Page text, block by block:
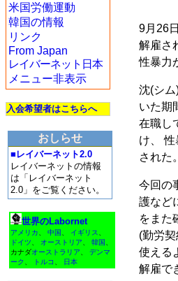
米国労働運動
韓国の情報
リンク
From Japan
レイバーネット日本
メニュー非表示
入会希望者はこちらへ
おしらせ
■レイバーネット2.0
レイバーネットの情報
は「レイバーネット
2.0」をご覧ください。
世界のLabornet
アメリカ 中国 イギリス
ドイツ
オーストリア 韓国
カナダオーストラリア
デンマ
ーク
トルコ 日本
9月26
解雇さ
性暴力
沈(シ
いた期
在職し
け、
された。
今回の
護など
をまた
(勤労
使える
解雇で